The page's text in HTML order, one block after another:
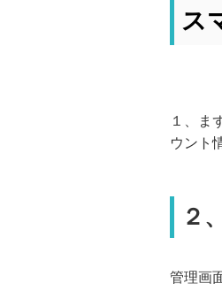
ス
１、ま
ウント
２
管理画